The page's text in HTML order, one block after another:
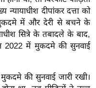
दीपांकर दत्ता को
में और देरी से बचने के
सित्रे के तबादले के बाद,
2022 में मुकदमे की सुनवाई
की सुनवाई जारी रखी।